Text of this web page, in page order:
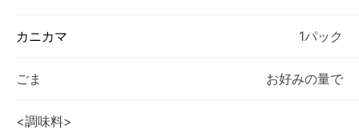
カニカマ 1パック
ごま お好みの量で
<調味料>